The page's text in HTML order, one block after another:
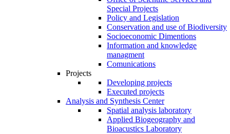
Special Projects
Policy and Legislation
Conservation and use of Biodiversity
Socioeconomic Dimentions
Information and knowledge
managment
Comunications
Projects
Developing projects
Executed projects
Analysis and Synthesis Center
Spatial analysis laboratory
Applied Biogeography and
Bioacustics Laboratory